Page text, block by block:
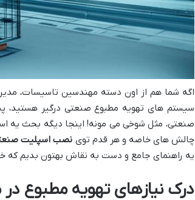
اگه شما هم از اون دسته مهندسین تاسیسات،
سیستم های تهویه مطبوع صنعتی درگیر
صنعتی، مثل شوخی می مونه! اینجا دیگه بحث یه
چالش های خاصه و هر قدم توی نصب اسپلیت
یه راهنمای جامع و دست به نقاش بهتون بدیم که
درک نیازهای تهویه